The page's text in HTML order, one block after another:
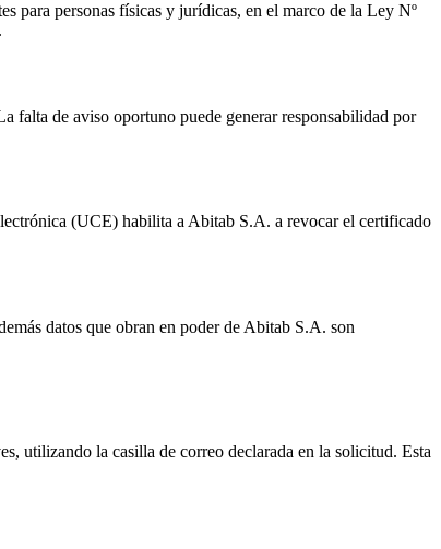
para personas físicas y jurídicas, en el marco de la Ley Nº
falta de aviso oportuno puede generar responsabilidad por
(UCE) habilita a Abitab S.A. a revocar el certificado
datos que obran en poder de Abitab S.A. son
utilizando la casilla de correo declarada en la solicitud. Esta